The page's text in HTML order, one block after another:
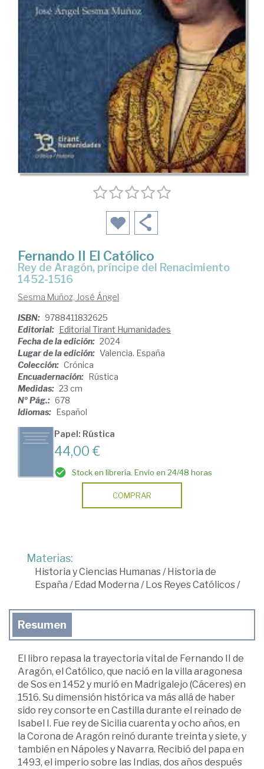
Fernando II El Católico
Rey de Aragón, príncipe del Renacimiento
1452-1516
Sesma Muñoz, José Ángel
ISBN: 9788411832625
Editorial: Editorial Tirant Humanidades
Fecha de la edición: 2024
Lugar de la edición: Valencia. España
Colección: Crónica
Encuadernación: Rústica
Medidas: 23 cm
Nº Pág.: 678
Idiomas: Español
Papel: Rústica
44,00 €
Stock en librería. Envío en 24/48 horas
COMPRAR
Materias:
Historia y Ciencias Humanas/ Historia de
España / Edad Moderna / Los Reyes Católicos/
Resumen
El libro repasa la trayectoria vital de Fernando II de
Aragón, el Católico, que nació en la villa aragonesa
de Sos en 1452 y murió en Madrigalejo (Cáceres) en
1516. Su dimensión histórica va más allá de haber
sido rey consorte en Castilla durante el reinado de
Isabel I. Fue rey de Sicilia cuarenta y ocho años, en
la Corona de Aragón reinó durante treinta y siete, y
también en Nápoles y Navarra. Recibió del papa en
1493, el imperio sobre las Indias, dos años después